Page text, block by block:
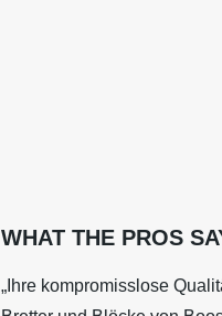
WHAT THE PROS
„Ihre kompromisslose